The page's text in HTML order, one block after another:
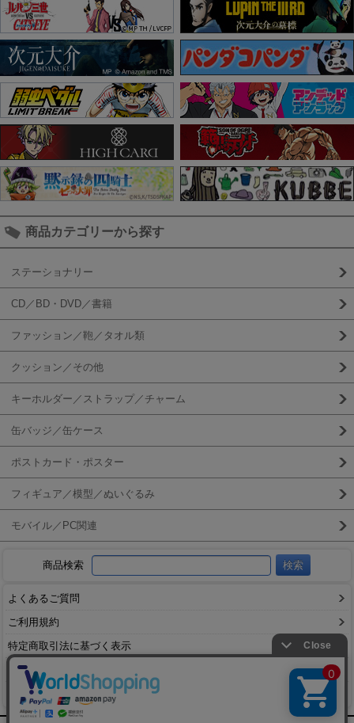
商品カテゴリーから探す
ステーショナリー
CD／BD・DVD／書籍
ファッション／鞄／タオル類
クッション／その他
キーホルダー／ストラップ／チャーム
缶バッジ／缶ケース
ポストカード・ポスター
フィギュア／模型／ぬいぐるみ
モバイル／PC関連
商品検索
よくあるご質問
ご利用規約
特定商取引法に基づく表示
送料とお支払い方法について
個人情報の取扱いについて